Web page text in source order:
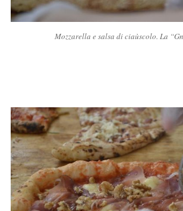
Mozzarella e salsa di ciaùscolo. La